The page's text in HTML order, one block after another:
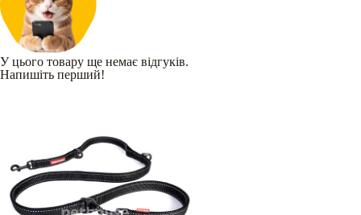
У цього товару ще немає відгуків.
Напишіть перший!